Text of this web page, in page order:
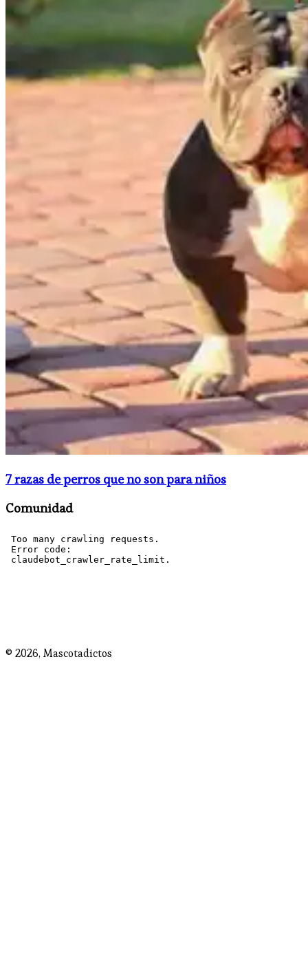
​7 razas de perros que no son para niños
Comunidad
© 2026, Mascotadictos